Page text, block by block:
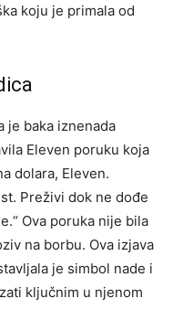
koju je primala od
je baka iznenada
Eleven poruku koja
dolara, Eleven.
Preživi dok ne dođe
Ova poruka nije bila
na borbu. Ova izjava
je simbol nade i
ključnim u njenom